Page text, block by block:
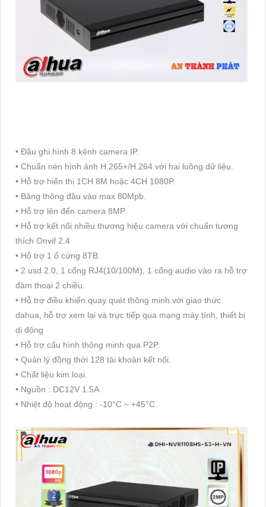
• Đầu ghi hình 8 kênh camera IP.
• Chuẩn nén hình ảnh H.265+/H.264 với hai luồng dữ liệu.
• Hỗ trợ hiển thị 1CH 8M hoặc 4CH 1080P.
• Băng thông đầu vào max 80Mpb.
• Hỗ trợ lên đến camera 8MP.
• Hỗ trợ kết nối nhiều thương hiệu camera với chuẩn tương
thích Onvif 2.4
• Hỗ trợ 1 ổ cứng 8TB.
• 2 usd 2.0, 1 cổng RJ4(10/100M), 1 cổng audio vào ra hỗ trợ
đàm thoại 2 chiều.
• Hỗ trợ điều khiển quay quét thông minh với giao thức
dahua, hỗ trợ xem lại và trực tiếp qua mạng máy tính, thiết bị
di động
• Hỗ trợ cấu hình thông minh qua P2P.
• Quản lý đồng thời 128 tài khoản kết nối.
• Chất liệu kim loại.
• Nguồn : DC12V 1.5A
• Nhiệt độ hoạt động : -10°C ~ +45°C.